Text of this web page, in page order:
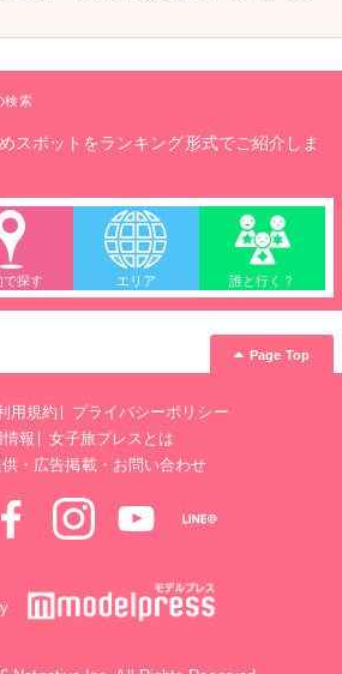
検索
スポットをランキング形式でご紹介しま
で探す エリア 誰と行く？
Page Top
用規約
プライバシーポリシー
報
女子旅プレスとは
・広告掲載・お問い合わせ